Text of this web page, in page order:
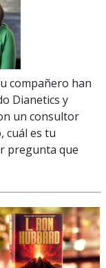
compañero han
Dianetics y
un consultor
cuál es tu
pregunta que